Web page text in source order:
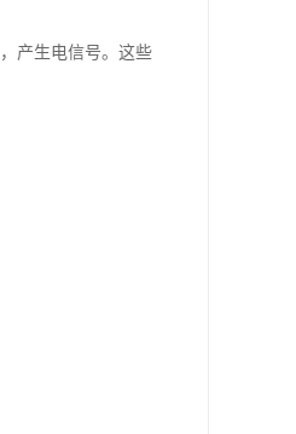
产生电信号。这些